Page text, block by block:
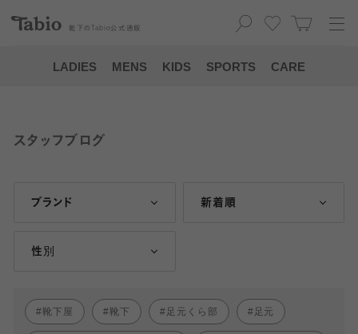
靴下の Tabio 公式通販
LADIES MENS KIDS SPORTS CARE
スタッフブログ
ブランド 新着順
性別
靴下屋 靴下 足元くら部 足元